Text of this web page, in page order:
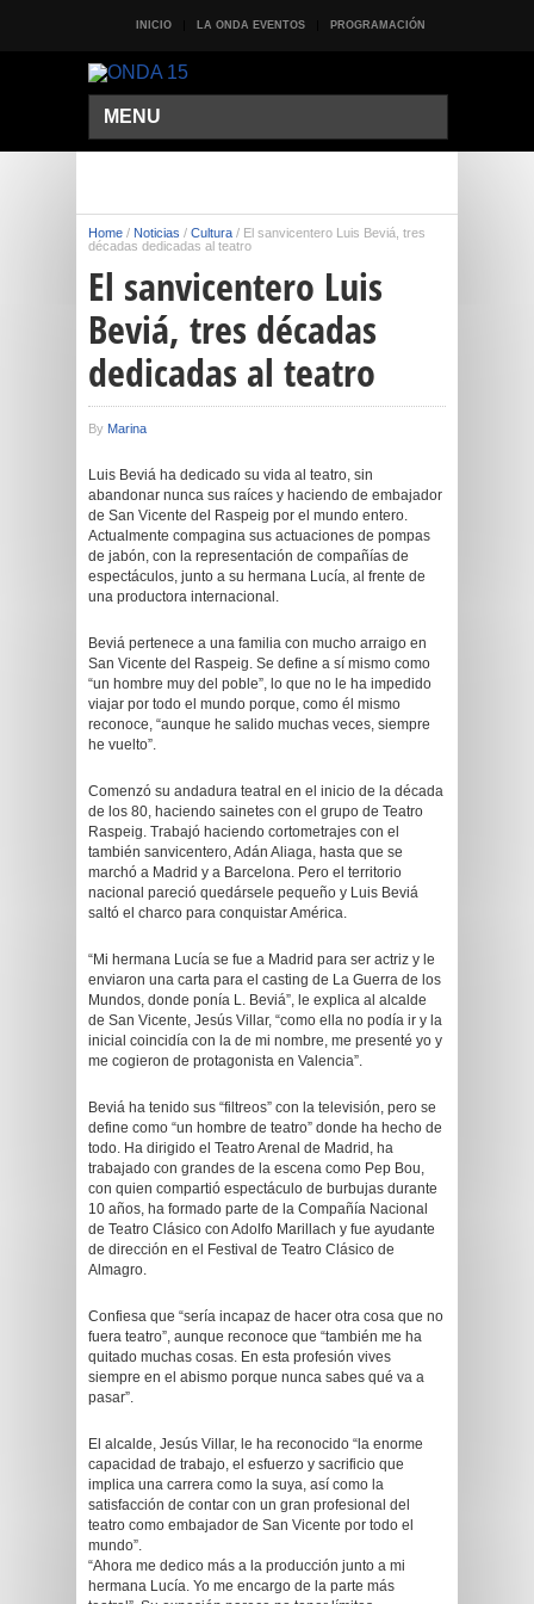
INICIO LA ONDA EVENTOS PROGRAMACIÓN
MENU
Home / Noticias / Cultura / El sanvicentero Luis Beviá, tres
décadas dedicadas al teatro
El sanvicentero Luis
Beviá, tres décadas
dedicadas al teatro
By Marina
Luis Beviá ha dedicado su vida al teatro, sin
abandonar nunca sus raíces y haciendo de embajador
de San Vicente del Raspeig por el mundo entero.
Actualmente compagina sus actuaciones de pompas
de jabón, con la representación de compañías de
espectáculos, junto a su hermana Lucía, al frente de
una productora internacional.
Beviá pertenece a una familia con mucho arraigo en
San Vicente del Raspeig. Se define a sí mismo como
“un hombre muy del poble”, lo que no le ha impedido
viajar por todo el mundo porque, como él mismo
reconoce, “aunque he salido muchas veces, siempre
he vuelto”.
Comenzó su andadura teatral en el inicio de la década
de los 80, haciendo sainetes con el grupo de Teatro
Raspeig. Trabajó haciendo cortometrajes con el
también sanvicentero, Adán Aliaga, hasta que se
marchó a Madrid y a Barcelona. Pero el territorio
nacional pareció quedársele pequeño y Luis Beviá
saltó el charco para conquistar América.
“Mi hermana Lucía se fue a Madrid para ser actriz y le
enviaron una carta para el casting de La Guerra de los
Mundos, donde ponía L. Beviá”, le explica al alcalde
de San Vicente, Jesús Villar, “como ella no podía ir y la
inicial coincidía con la de mi nombre, me presenté yo y
me cogieron de protagonista en Valencia”.
Beviá ha tenido sus “filtreos” con la televisión, pero se
define como “un hombre de teatro” donde ha hecho de
todo. Ha dirigido el Teatro Arenal de Madrid, ha
trabajado con grandes de la escena como Pep Bou,
con quien compartió espectáculo de burbujas durante
10 años, ha formado parte de la Compañía Nacional
de Teatro Clásico con Adolfo Marillach y fue ayudante
de dirección en el Festival de Teatro Clásico de
Almagro.
Confiesa que “sería incapaz de hacer otra cosa que no
fuera teatro”, aunque reconoce que “también me ha
quitado muchas cosas. En esta profesión vives
siempre en el abismo porque nunca sabes qué va a
pasar”.
El alcalde, Jesús Villar, le ha reconocido “la enorme
capacidad de trabajo, el esfuerzo y sacrificio que
implica una carrera como la suya, así como la
satisfacción de contar con un gran profesional del
teatro como embajador de San Vicente por todo el
mundo”.
“Ahora me dedico más a la producción junto a mi
hermana Lucía. Yo me encargo de la parte más